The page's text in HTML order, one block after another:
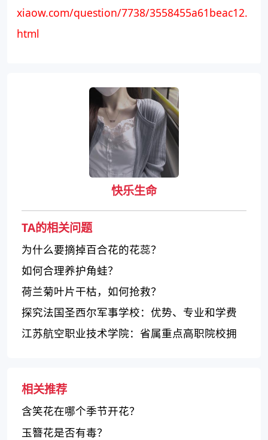
xiaow.com/question/7738/3558455a61beac12.
html
快乐生命
TA的相关问题
为什么要摘掉百合花的花蕊？
如何合理养护角蛙？
荷兰菊叶片干枯，如何抢救？
探究法国圣西尔军事学校：优势、专业和学费
江苏航空职业技术学院：省属重点高职院校拥
相关推荐
含笑花在哪个季节开花？
玉簪花是否有毒？